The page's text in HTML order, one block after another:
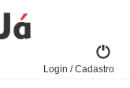
Login / Cadastro